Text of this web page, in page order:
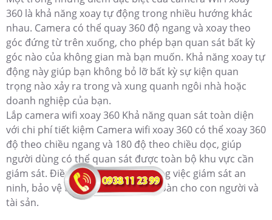
360 là khả năng xoay tự động trong nhiều hướng khác
nhau. Camera có thể quay 360 độ ngang và xoay theo
góc đứng từ trên xuống, cho phép bạn quan sát bất kỳ
góc nào của không gian mà bạn muốn. Khả năng xoay tự
động này giúp bạn không bỏ lỡ bất kỳ sự kiện quan
trọng nào xảy ra trong và xung quanh ngôi nhà hoặc
doanh nghiệp của bạn.
Lắp camera wifi xoay 360 Khả năng quan sát toàn diện
với chi phí tiết kiệm Camera wifi xoay 360 có thể xoay 360
độ theo chiều ngang và 180 độ theo chiều dọc, giúp
người dùng có thể quan sát được toàn bộ khu vực cần
giám sát. Điều này rất hữu ích trong việc giám sát an
ninh, bảo vệ tài sản, đảm bảo an toàn cho con người và
tài sản.